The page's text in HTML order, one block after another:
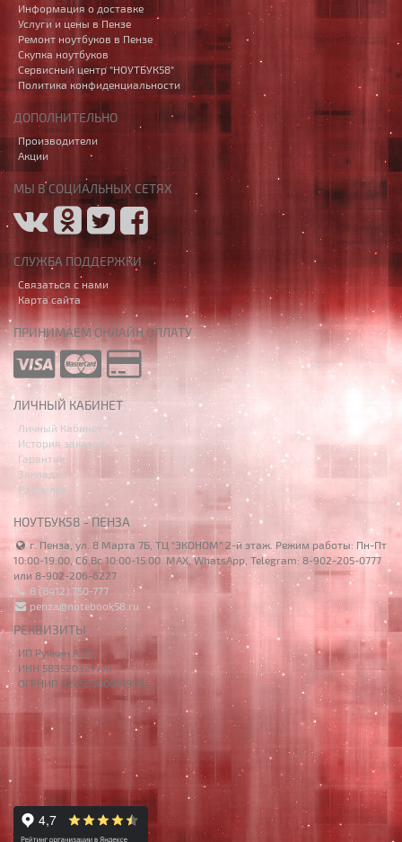
Информация о доставке
Услуги и цены в Пензе
Ремонт ноутбуков в Пензе
Скупка ноутбуков
Сервисный центр "НОУТБУК58"
Политика конфиденциальности
ДОПОЛНИТЕЛЬНО
Производители
Акции
МЫ В СОЦИАЛЬНЫХ СЕТЯХ
СЛУЖБА ПОДДЕРЖКИ
Связаться с нами
Карта сайта
ПРИНИМАЕМ ОНЛАЙН ОПЛАТУ
ЛИЧНЫЙ КАБИНЕТ
Личный Кабинет
История заказов
Гарантия
Закладки
Рассылка
НОУТБУК58 - ПЕНЗА
г. Пенза, ул. 8 Марта 7Б, ТЦ "ЭКОНОМ" 2-й этаж. Режим работы: Пн-Пт
10:00-19:00, Сб,Вс 10:00-15:00. MAX, WhatsApp, Telegram: 8-902-205-0777
или 8-902-206-6227
8 (8412) 750-777
penza@notebook58.ru
РЕКВИЗИТЫ
ИП Ручкин А.Ю.
ИНН 583520321770
ОГРНИП 325580000019734